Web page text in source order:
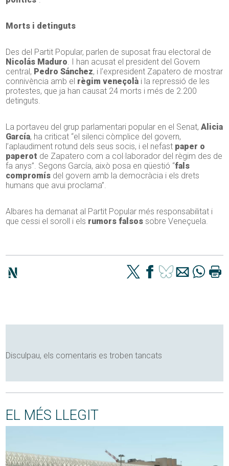
Morts i detinguts
Des del Partit Popular, parlen de suposat frau electoral de
Nicolás Maduro. I han acusat el president del Govern
central, Pedro Sánchez, i l’expresident Zapatero de mostrar
connivència amb el règim veneçolà i la repressió de les
protestes, que ja han causat 24 morts i més de 2.200
detinguts.
La portaveu del grup parlamentari popular en el Senat,Alicia
García, ha criticat “el silenci còmplice del govern,
l’aplaudiment rotund dels seus socis, i el nefast paper o
paperot de Zapatero com a col·laborador del règim des de
fa anys”. Segons García, això posa en qüestió “fals
compromís del govern amb la democràcia i els drets
humans que avui proclama”.
Albares ha demanat al Partit Popular més responsabilitat i
que cessi el soroll i els rumors falsos sobre Veneçuela.
Disculpau, els comentaris es troben tancats
EL MÉS LLEGIT